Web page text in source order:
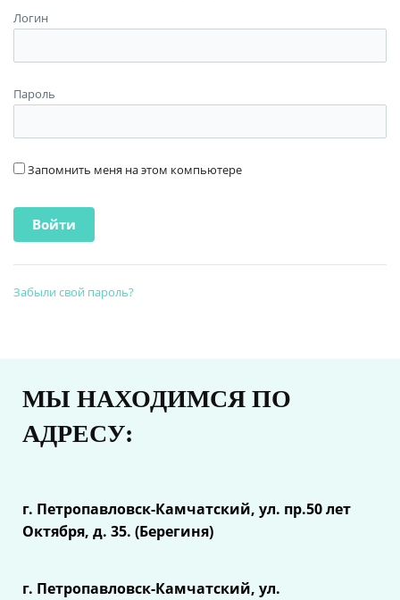
Логин
Пароль
Запомнить меня на этом компьютере
Забыли свой пароль?
МЫ НАХОДИМСЯ ПО
АДРЕСУ:
г. Петропавловск-Камчатский, ул. пр.50 лет
Октября, д. 35. (Берегиня)
г. Петропавловск-Камчатский, ул.